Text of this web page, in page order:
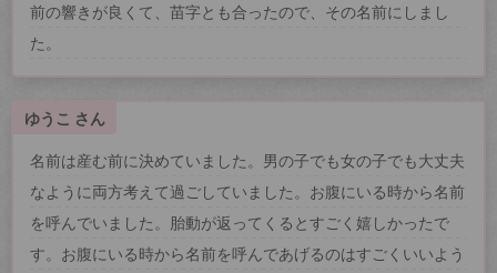
前の響きが良くて、苗字とも合ったので、その名前にしまし
た。
ゆうこ さん
名前は産む前に決めていました。男の子でも女の子でも大丈夫
なように両方考えて過ごしていました。お腹にいる時から名前
を呼んでいました。胎動が返ってくるとすごく嬉しかったで
す。お腹にいる時から名前を呼んであげるのはすごくいいよう